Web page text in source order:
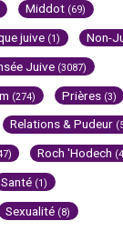
Middot (69)
juive (1) Non-
Juive (3087)
(274) Prières (3)
Relations & Pudeur
Roch 'Hodech
Santé (1)
Sexualité (8)